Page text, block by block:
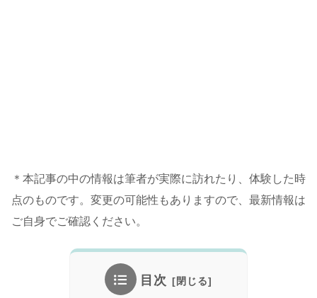
＊本記事の中の情報は筆者が実際に訪れたり、体験した時
点のものです。変更の可能性もありますので、最新情報は
ご自身でご確認ください。
目次